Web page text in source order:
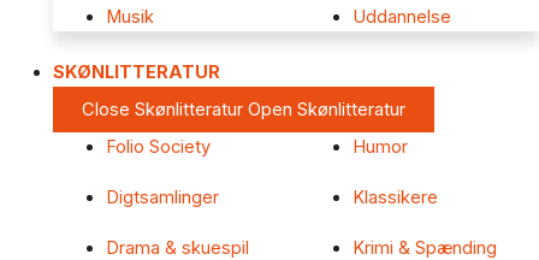
Musik
Uddannelse
SKØNLITTERATUR
Close Skønlitteratur Open Skønlitteratur
Folio Society
Digtsamlinger
Drama & skuespil
Humor
Klassikere
Krimi & Spænding